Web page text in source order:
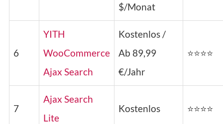
$/Monat
6
YITH
WooCommerce
Ajax Search
Kostenlos /
Ab 89,99
€/Jahr
⭐⭐⭐⭐
7
Ajax Search
Lite
Kostenlos ⭐⭐⭐⭐